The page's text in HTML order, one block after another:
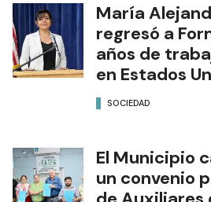
María
regresó a
años de
en Estados
SOCIEDAD
El Municipio
un convenio